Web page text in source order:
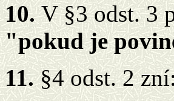
10.V §3 odst. 3
"pokud je
11.§4 odst. 2